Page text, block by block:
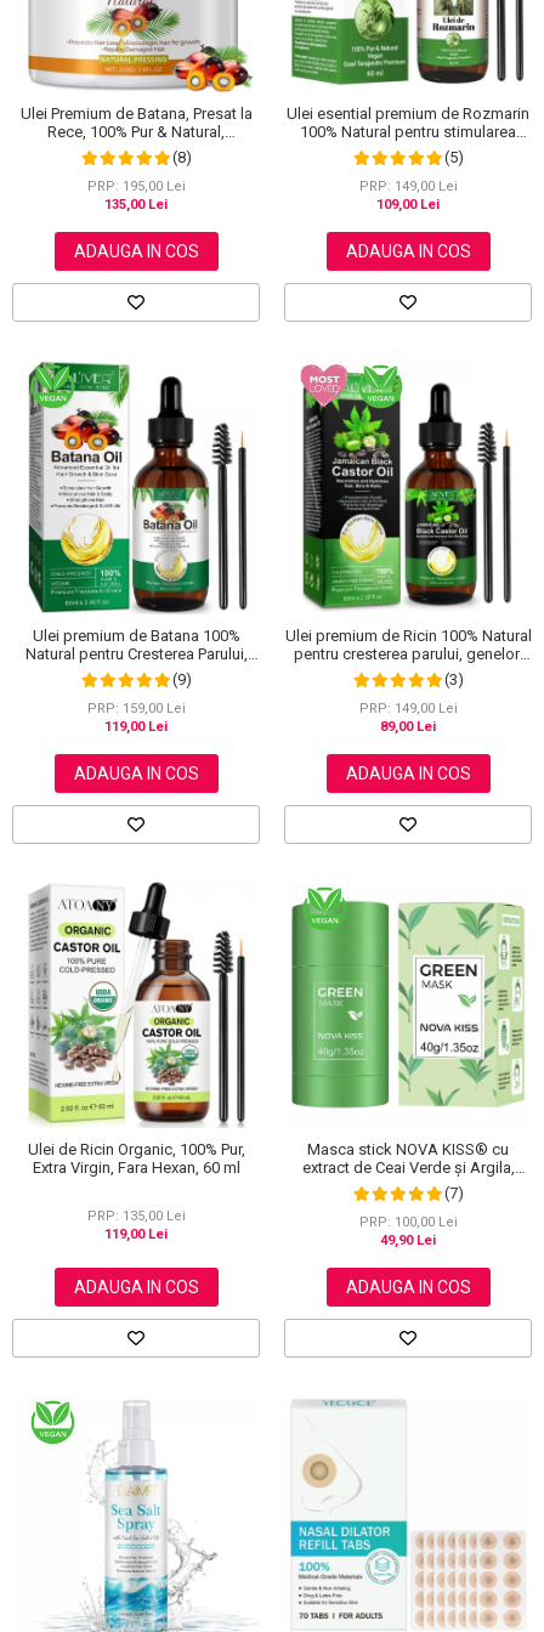
Scrub / Balsam de buze
Netestate pe Animale
Ulei Premium de Batana, Presat la
Rece, 100% Pur & Natural,
Stopeaza Caderea Parului, Efect
Puternic Regenerator, 220 g
(8)
PRP: 195,00 Lei
135,00 Lei
ADAUGA IN COS
Ulei esential premium de Rozmarin
100% Natural pentru stimularea
cresterii parului, genelor,
sprancenelor sau unghiilor, NOVA
KISS® 60 ml
(5)
PRP: 149,00 Lei
109,00 Lei
ADAUGA IN COS
Ulei premium de Batana 100%
Natural pentru Cresterea Parului,
Tratarea scalpului, Ingrijirea Tenului,
Genelor si Sprancenelor, Aliver 60
ml
(9)
PRP: 159,00 Lei
119,00 Lei
ADAUGA IN COS
Ulei premium de Ricin 100% Natural
pentru cresterea parului, genelor,
sprancenelor si unghiilor, Aliver 60
ml
(3)
PRP: 149,00 Lei
89,00 Lei
ADAUGA IN COS
Ulei de Ricin Organic, 100% Pur,
Extra Virgin, Fara Hexan, 60 ml
PRP: 135,00 Lei
119,00 Lei
ADAUGA IN COS
Masca stick NOVA KISS® cu
extract de Ceai Verde și Argila,
impotriva Acneei, Excesului de
Sebum, Anti Puncte Negre, 40 g
(7)
PRP: 100,00 Lei
49,90 Lei
ADAUGA IN COS